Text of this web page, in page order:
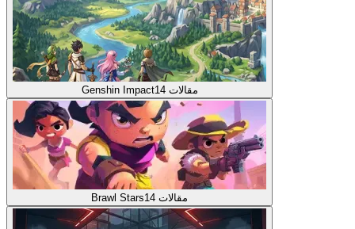
Genshin Impact14 مقالات
Brawl Stars14 مقالات